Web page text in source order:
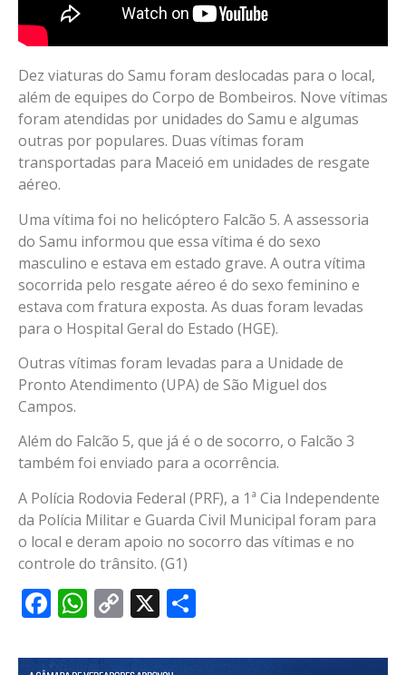
Dez viaturas do Samu foram deslocadas para o local,
além de equipes do Corpo de Bombeiros. Nove vítimas
foram atendidas por unidades do Samu e algumas
outras por populares. Duas vítimas foram
transportadas para Maceió em unidades de resgate
aéreo.
Uma vítima foi no helicóptero Falcão 5. A assessoria
do Samu informou que essa vítima é do sexo
masculino e estava em estado grave. A outra vítima
socorrida pelo resgate aéreo é do sexo feminino e
estava com fratura exposta. As duas foram levadas
para o Hospital Geral do Estado (HGE).
Outras vítimas foram levadas para a Unidade de
Pronto Atendimento (UPA) de São Miguel dos
Campos.
Além do Falcão 5, que já é o de socorro, o Falcão 3
também foi enviado para a ocorrência.
A Polícia Rodovia Federal (PRF), a 1ª Cia Independente
da Polícia Militar e Guarda Civil Municipal foram para
o local e deram apoio no socorro das vítimas e no
controle do trânsito. (G1)
Facebook
WhatsApp
Copy
X